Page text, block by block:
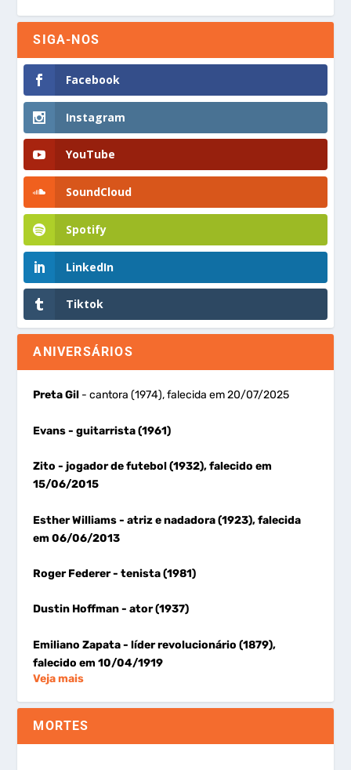
SIGA-NOS
Facebook
Instagram
YouTube
SoundCloud
Spotify
LinkedIn
Tiktok
ANIVERSÁRIOS
Preta Gil - cantora (1974), falecida em 20/07/2025
Evans- guitarrista (1961)
Zito- jogador de futebol (1932), falecido em
15/06/2015
Esther Williams- atriz e nadadora (1923), falecida
em 06/06/2013
Roger Federer- tenista (1981)
Dustin Hoffman- ator (1937)
Emiliano Zapata- líder revolucionário (1879),
falecido em 10/04/1919
Veja mais
MORTES